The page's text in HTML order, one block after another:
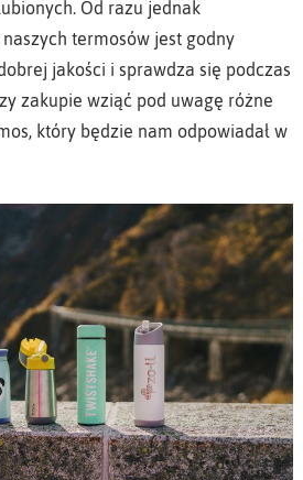
Od razu jednak
termosów jest godny
jakości i sprawdza się podczas
zakupie wziąć pod uwagę różne
który będzie nam odpowiadał w